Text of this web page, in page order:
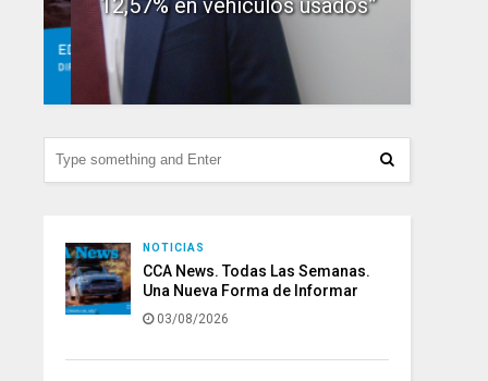
12,57% en vehículos usados”
NOTICIAS
CCA News. Todas Las Semanas.
Una Nueva Forma de Informar
03/08/2026